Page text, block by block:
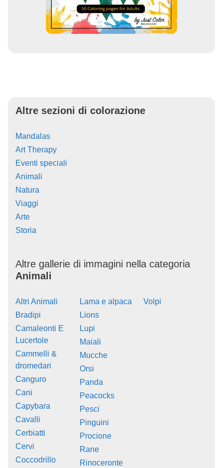
Altre sezioni di colorazione
Mandalas
Art Therapy
Eventi speciali
Animali
Natura
Viaggi
Arte
Storia
Altre gallerie di immagini nella categoria
Animali
Altri Animali
Bradipi
Camaleonti E
Lucertole
Cammelli &
dromedari
Canguro
Cani
Capybara
Cavalli
Cerbiatti
Cervi
Coccodrillo
Lama e alpaca
Lions
Lupi
Maiali
Mucche
Orsi
Panda
Peacocks
Pesci
Pinguini
Procione
Rane
Rinoceronte
Volpi